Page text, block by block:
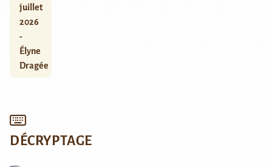
juillet
2026
-
Élyne
Dragée
DÉCRYPTAGE